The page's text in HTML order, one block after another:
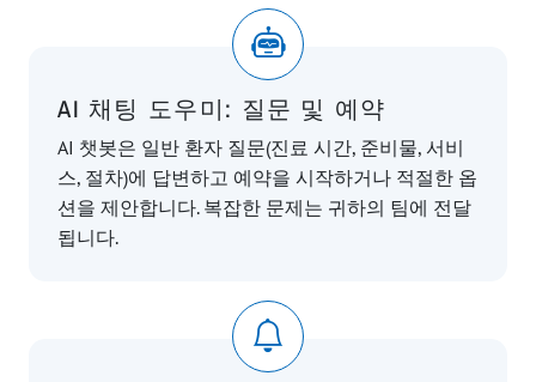
AI 채팅 도우미: 질문 및 예약
AI 챗봇은 일반 환자 질문(진료 시간, 준비물, 서비
스, 절차)에 답변하고 예약을 시작하거나 적절한 옵
션을 제안합니다. 복잡한 문제는 귀하의 팀에 전달
됩니다.